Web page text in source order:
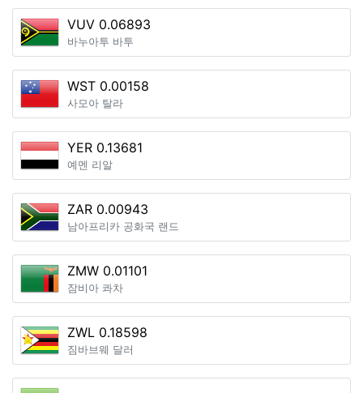
VUV 0.06893
바누아투 바투
WST 0.00158
사모아 탈라
YER 0.13681
예멘 리알
ZAR 0.00943
남아프리카 공화국 랜드
ZMW 0.01101
잠비아 콰차
ZWL 0.18598
짐바브웨 달러